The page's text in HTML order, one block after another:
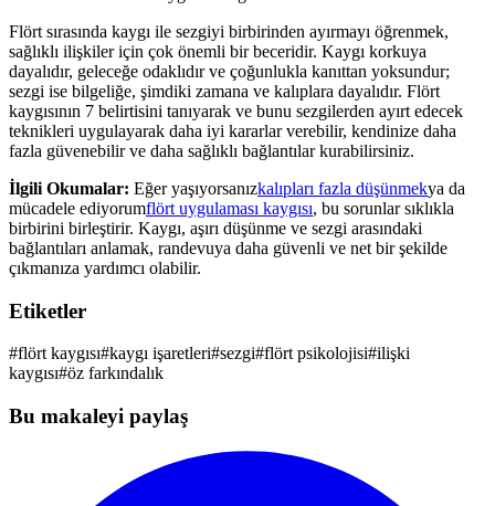
Flört sırasında kaygı ile sezgiyi birbirinden ayırmayı öğrenmek,
sağlıklı ilişkiler için çok önemli bir beceridir. Kaygı korkuya
dayalıdır, geleceğe odaklıdır ve çoğunlukla kanıttan yoksundur;
sezgi ise bilgeliğe, şimdiki zamana ve kalıplara dayalıdır. Flört
kaygısının 7 belirtisini tanıyarak ve bunu sezgilerden ayırt edecek
teknikleri uygulayarak daha iyi kararlar verebilir, kendinize daha
fazla güvenebilir ve daha sağlıklı bağlantılar kurabilirsiniz.
İlgili Okumalar: Eğer yaşıyorsanızkalıpları fazla düşünmekya da
mücadele ediyorumflört uygulaması kaygısı, bu sorunlar sıklıkla
birbirini birleştirir. Kaygı, aşırı düşünme ve sezgi arasındaki
bağlantıları anlamak, randevuya daha güvenli ve net bir şekilde
çıkmanıza yardımcı olabilir.
Etiketler
#flört kaygısı#kaygı işaretleri#sezgi#flört psikolojisi#ilişki
kaygısı#öz farkındalık
Bu makaleyi paylaş